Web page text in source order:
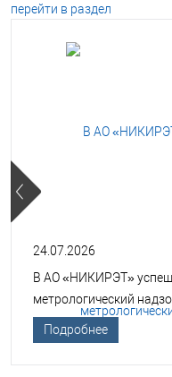
перейти в раздел
24.07.2026
В АО «НИКИРЭТ»
метрологический
Подробнее